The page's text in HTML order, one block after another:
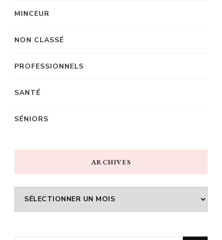
MINCEUR
NON CLASSÉ
PROFESSIONNELS
SANTÉ
SÉNIORS
ARCHIVES
Archives